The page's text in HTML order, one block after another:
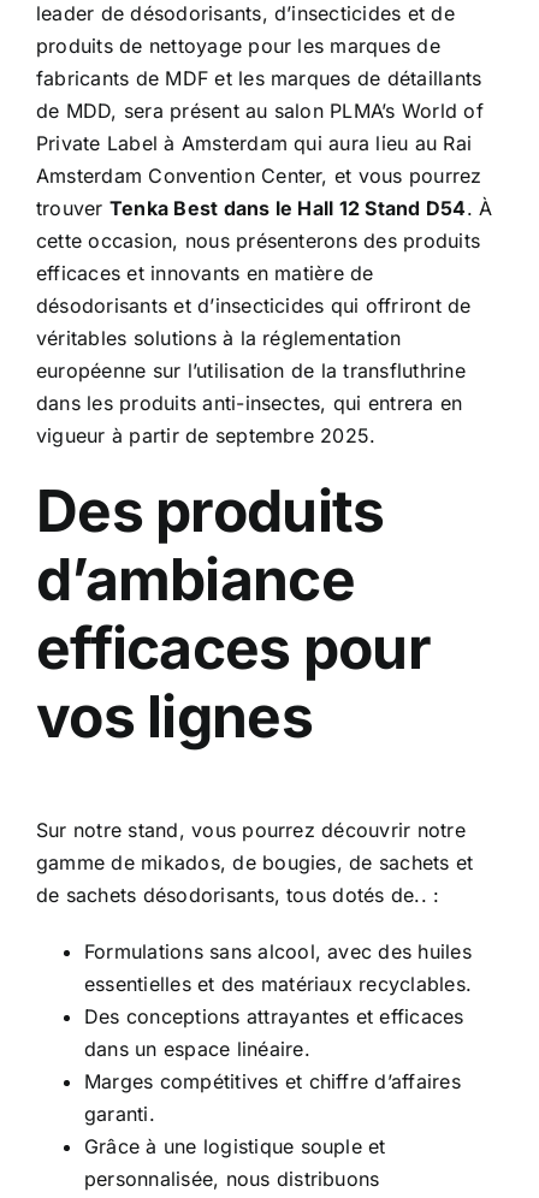
leader de désodorisants, d’insecticides et de
produits de nettoyage pour les marques de
fabricants de MDF et les marques de détaillants
de MDD, sera présent au salon PLMA’s World of
Private Label à Amsterdam qui aura lieu au Rai
Amsterdam Convention Center, et vous pourrez
trouver Tenka Best dans le Hall 12 Stand D54. À
cette occasion, nous présenterons des produits
efficaces et innovants en matière de
désodorisants et d’insecticides qui offriront de
véritables solutions à la réglementation
européenne sur l’utilisation de la transfluthrine
dans les produits anti-insectes, qui entrera en
vigueur à partir de septembre 2025.
Des produits
d’ambiance
efficaces pour
vos lignes
Sur notre stand, vous pourrez découvrir notre
gamme de mikados, de bougies, de sachets et
de sachets désodorisants, tous dotés de.. :
Formulations sans alcool, avec des huiles
essentielles et des matériaux recyclables.
Des conceptions attrayantes et efficaces
dans un espace linéaire.
Marges compétitives et chiffre d’affaires
garanti.
Grâce à une logistique souple et
personnalisée, nous distribuons